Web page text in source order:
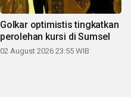
Golkar optimistis tingkatkan
perolehan kursi di Sumsel
02 August 2026 23:55 WIB